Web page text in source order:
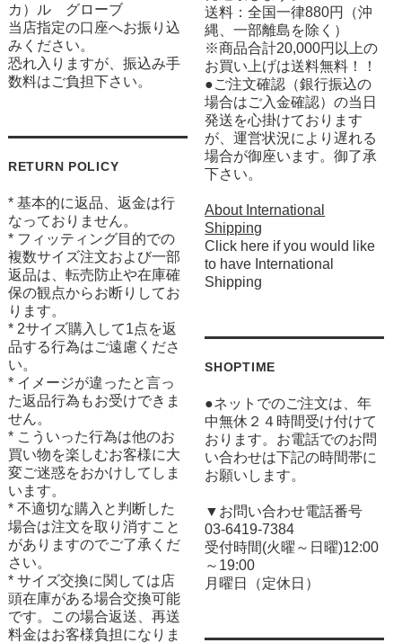
カ）ル グローブ
当店指定の口座へお振り込
みください。
恐れ入りますが、振込み手
数料はご負担下さい。
RETURN POLICY
* 基本的に返品、返金は行
なっておりません。
* フィッティング目的での
複数サイズ注文および一部
返品は、転売防止や在庫確
保の観点からお断りしてお
ります。
* 2サイズ購入して1点を返
品する行為はご遠慮くださ
い。
* イメージが違ったと言っ
た返品行為もお受けできま
せん。
* こういった行為は他のお
買い物を楽しむお客様に大
変ご迷惑をおかけしてしま
います。
* 不適切な購入と判断した
場合は注文を取り消すこと
がありますのでご了承くだ
さい。
* サイズ交換に関しては店
頭在庫がある場合交換可能
です。この場合返送、再送
料金はお客様負担になりま
送料：全国一律880円（沖
縄、一部離島を除く）
※商品合計20,000円以上の
お買い上げは送料無料！！
●ご注文確認（銀行振込の
場合はご入金確認）の当日
発送を心掛けております
が、運営状況により遅れる
場合が御座います。御了承
下さい。
About International
Shipping
Click here if you would like
to have International
Shipping
SHOPTIME
●ネットでのご注文は、年
中無休２４時間受け付けて
おります。お電話でのお問
い合わせは下記の時間帯に
お願いします。
▼お問い合わせ電話番号
03-6419-7384
受付時間(火曜～日曜)12:00
～19:00
月曜日（定休日）